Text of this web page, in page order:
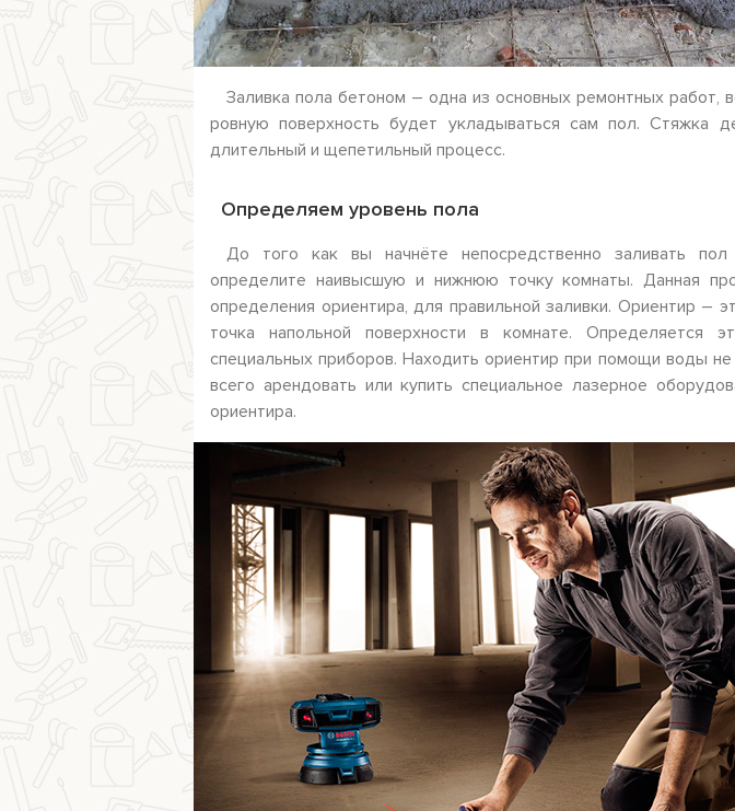
Заливка пола бетоном – одна из основных ремонтных работ,
ровную поверхность будет укладываться сам пол. Стяжка
длительный и щепетильный процесс.
Определяем уровень пола
До того как вы начнёте непосредственно заливать
определите наивысшую и нижнюю точку комнаты. Данная
определения ориентира, для правильной заливки. Ориентир –
точка напольной поверхности в комнате. Определяется
специальных приборов. Находить ориентир при помощи воды
всего арендовать или купить специальное лазерное
ориентира.